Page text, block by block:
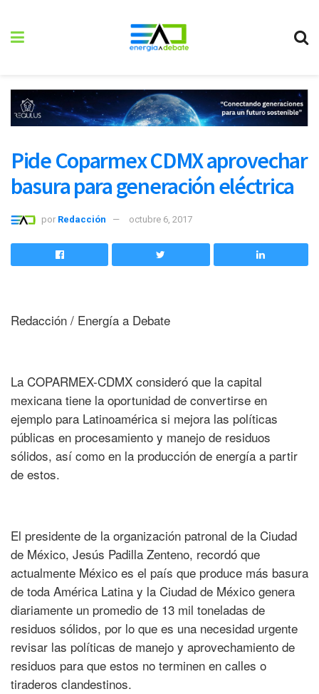
Pide Coparmex CDMX aprovechar
basura para generación eléctrica
por Redacción octubre 6, 2017
Redacción / Energía a Debate
La COPARMEX-CDMX consideró que la capital
mexicana tiene la oportunidad de convertirse en
ejemplo para Latinoamérica si mejora las políticas
públicas en procesamiento y manejo de residuos
sólidos, así como en la producción de energía a partir
de estos.
El presidente de la organización patronal de la Ciudad
de México, Jesús Padilla Zenteno, recordó que
actualmente México es el país que produce más basura
de toda América Latina y la Ciudad de México genera
diariamente un promedio de 13 mil toneladas de
residuos sólidos, por lo que es una necesidad urgente
revisar las políticas de manejo y aprovechamiento de
residuos para que estos no terminen en calles o
tiraderos clandestinos.